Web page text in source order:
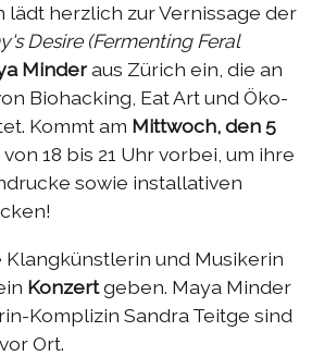
EXTRA-performance
EXTRA-théâtre
HORS LES MURS
Die
Berlin
d'été
Die
Berlin
lädt herzlich zur Vernissage der
Desire (Fermenting Feral
Minderaus Zürich ein, die an
Biohacking, Eat Art und Öko-
Kommt am Mittwoch, den 5
18 bis 21 Uhr vorbei, um ihre
sowie installativen
Klangkünstlerin und Musikerin
Konzertgeben. Maya Minder
Komplizin Sandra Teitge sind
Ort.